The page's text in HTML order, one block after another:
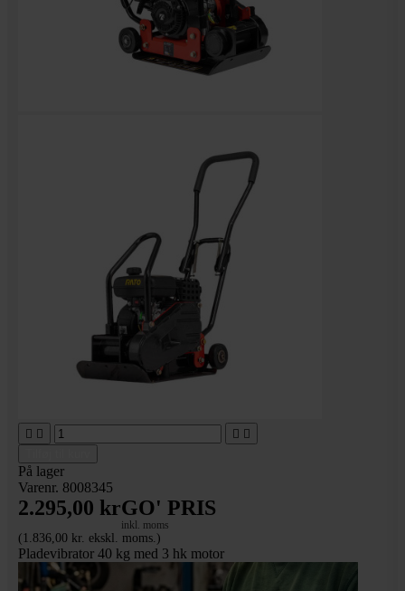
   
På lager
Varenr. 8008345
2.295,00 krGO' PRIS
inkl. moms
(1.836,00 kr. ekskl. moms.)
Pladevibrator 40 kg med 3 hk motor